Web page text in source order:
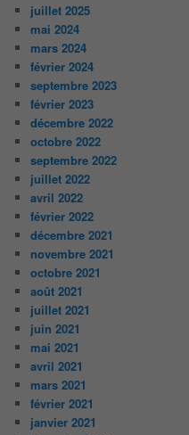
juillet 2025
mai 2024
mars 2024
février 2024
septembre 2023
février 2023
décembre 2022
octobre 2022
septembre 2022
juillet 2022
avril 2022
février 2022
décembre 2021
novembre 2021
octobre 2021
août 2021
juillet 2021
juin 2021
mai 2021
avril 2021
mars 2021
février 2021
janvier 2021